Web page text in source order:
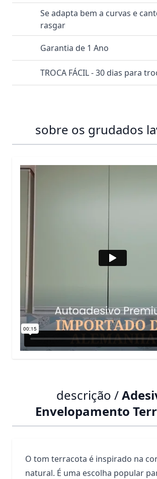
Se adapta bem a curvas e
rasgar
Garantia de 1 Ano
TROCA FÁCIL - 30 dias para
sobre os grudados
descrição /
Envelopamento
O tom terracota é inspirado na
natural. É uma escolha popular